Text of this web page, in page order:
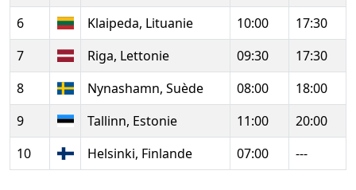
6 Klaipeda, Lituanie 10:00
17:30
7
Riga, Lettonie 09:30
17:30
8
Nynashamn, Suède 08:00
18:00
9
Tallinn, Estonie 11:00
20:00
10
Helsinki, Finlande 07:00 ---